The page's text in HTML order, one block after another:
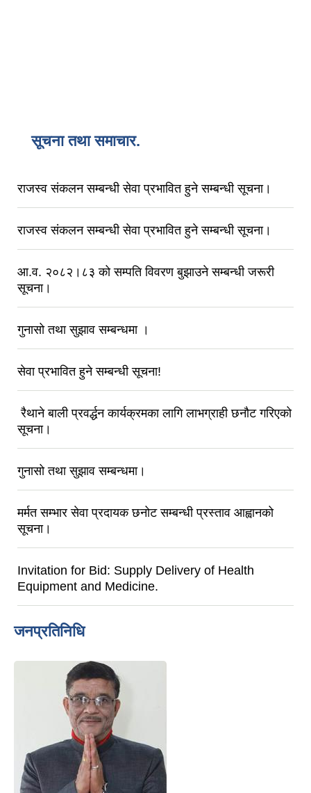
सूचना तथा समाचार.
राजस्व संकलन सम्बन्धी सेवा प्रभावित हुने सम्बन्धी सूचना।
राजस्व संकलन सम्बन्धी सेवा प्रभावित हुने सम्बन्धी सूचना।
आ.व. २०८२।८३ को सम्पति विवरण बुझाउने सम्बन्धी जरूरी
सूचना।
गुनासो तथा सुझाव सम्बन्धमा ।
सेवा प्रभावित हुने सम्बन्धी सूचना!
रैथाने बाली प्रवर्द्धन कार्यक्रमका लागि लाभग्राही छनौट गरिएको
सूचना।
गुनासो तथा सुझाव सम्बन्धमा।
मर्मत सम्भार सेवा प्रदायक छनोट सम्बन्धी प्रस्ताव आह्वानको
सूचना।
Invitation for Bid: Supply Delivery of Health
Equipment and Medicine.
जनप्रतिनिधि